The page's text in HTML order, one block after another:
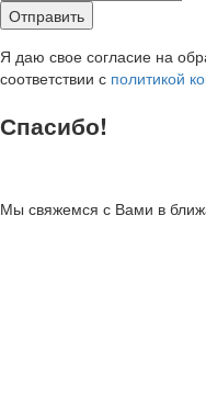
Я даю свое согласие на
соответствии с политикой
Спасибо!
Мы свяжемся с Вами в